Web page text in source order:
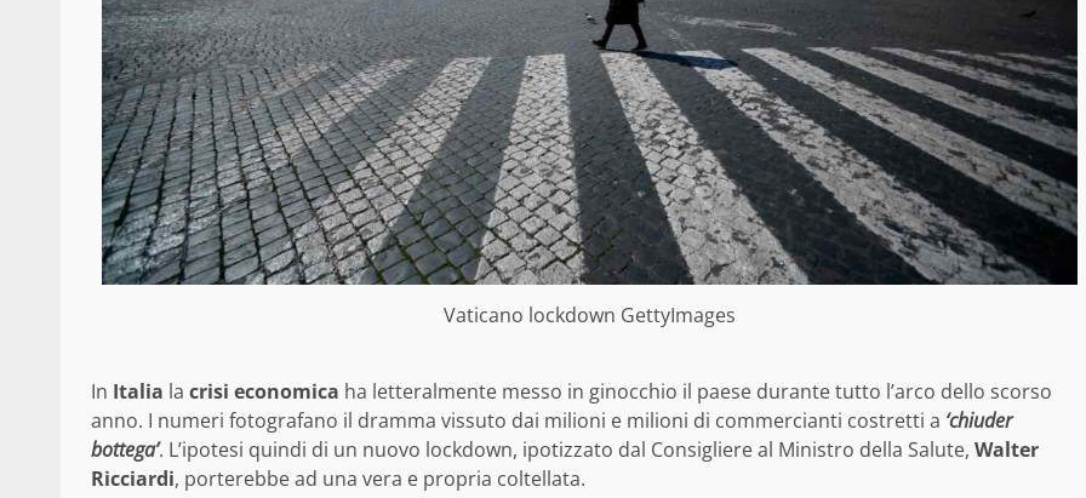
Vaticano lockdown GettyImages
In Italia la crisi economica ha letteralmente messo in ginocchio il paese durante tutto l’arco dello scorso
anno. I numeri fotografano il dramma vissuto dai milioni e milioni di commercianti costretti a ‘chiuder
bottega’. L’ipotesi quindi di un nuovo lockdown, ipotizzato dal Consigliere al Ministro della Salute, Walter
Ricciardi, porterebbe ad una vera e propria coltellata.